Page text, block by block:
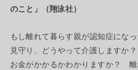
のこと」（翔泳社）
もし離れて暮らす親が認知症にな
見守り、どうやって介護しますか
お金がかかるかわかりますか？ 離